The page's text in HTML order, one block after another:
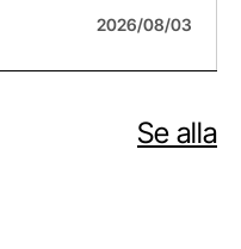
2026/08/03
Se alla